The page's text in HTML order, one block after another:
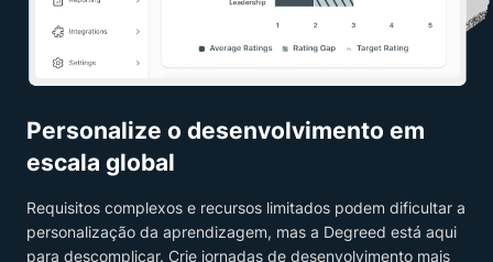
Personalize o desenvolvimento em
escala global
Requisitos complexos e recursos limitados podem dificultar a
personalização da aprendizagem, mas a Degreed está aqui
para descomplicar. Crie jornadas de desenvolvimento mais